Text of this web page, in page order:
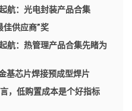
航：光电封装产品合集
佳供应商”奖
航：热管理产品合集先睹为
基芯片焊接预成型焊片
，低购置成本是个好指标